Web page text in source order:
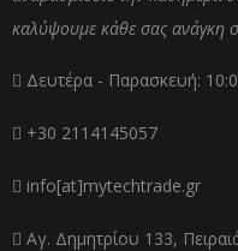
καλύψουμε κάθε σας ανάγκη
Δευτέρα - Παρασκευή:
+30 2114145057
info[at]mytechtrade.gr
Αγ. Δημητρίου 133,